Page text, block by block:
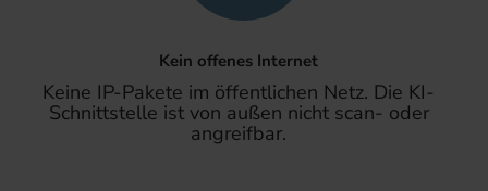
Kein offenes Internet
Keine IP-Pakete im öffentlichen Netz. Die KI-
Schnittstelle ist von außen nicht scan- oder
angreifbar.